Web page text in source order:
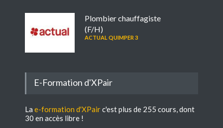
Plombier chauffagiste
(F/H)
ACTUAL QUIMPER 3
E-Formation d'XPair
La e-formation d'XPairc'est plus de 255 cours, dont
30 en accès libre !